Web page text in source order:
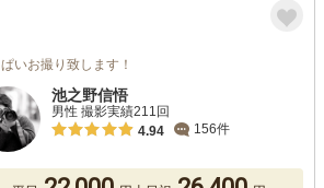
いお撮り致します！
池之野信悟
男性 撮影実績211回
4.94
156件